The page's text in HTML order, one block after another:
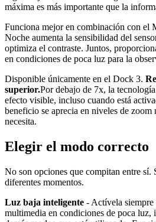
máxima es más importante que la
Funciona mejor en combinación con el
Noche aumenta la sensibilidad del
optimiza el contraste. Juntos,
en condiciones de poca luz para la
Disponible únicamente en el Dock 3.
superior.Por debajo de 7x, la
efecto visible, incluso cuando está
beneficio se aprecia en niveles de zoom
necesita.
Elegir el modo correcto
No son opciones que compitan entre sí.
diferentes momentos.
Luz baja inteligente - Actívela siempre
multimedia en condiciones de poca luz,